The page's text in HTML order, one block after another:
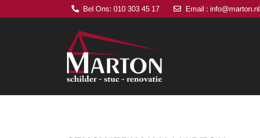
 Bel Ons: 010 303 45 17  Email : info@marton.nl